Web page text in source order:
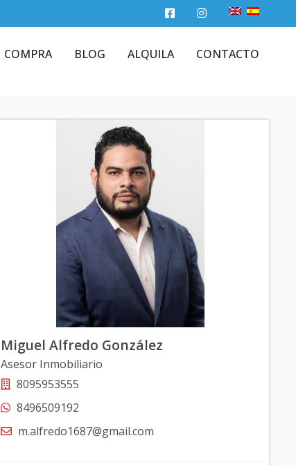
COMPRA BLOG ALQUILA CONTACTO
Miguel Alfredo González
Asesor Inmobiliario
8095953555
8496509192
m.alfredo1687@gmail.com